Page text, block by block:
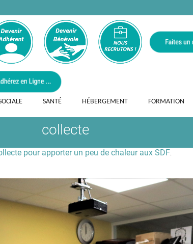
SANTÉ HÉBERGEMENT FORMATION
collecte
pour apporter un peu de chaleur aux SDF